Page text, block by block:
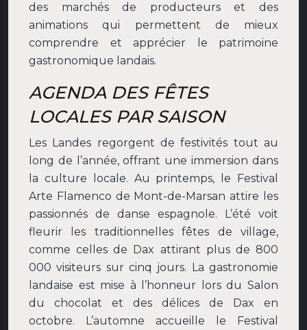
des marchés de producteurs et des
animations qui permettent de mieux
comprendre et apprécier le patrimoine
gastronomique landais.
AGENDA DES FÊTES
LOCALES PAR SAISON
Les Landes regorgent de festivités tout au
long de l’année, offrant une immersion dans
la culture locale. Au printemps, le Festival
Arte Flamenco de Mont-de-Marsan attire les
passionnés de danse espagnole. L’été voit
fleurir les traditionnelles fêtes de village,
comme celles de Dax attirant plus de 800
000 visiteurs sur cinq jours. La gastronomie
landaise est mise à l’honneur lors du Salon
du chocolat et des délices de Dax en
octobre. L’automne accueille le Festival